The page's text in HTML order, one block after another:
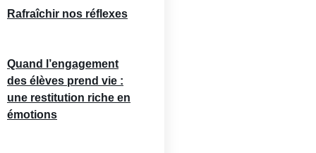
Rafraîchir nos réflexes
Quand l’engagement
des élèves prend vie :
une restitution riche en
émotions